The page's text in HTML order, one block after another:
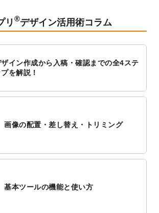
追加しました。
4月始まりのカレンダーデザインテンプレー
スタンプカードのデザインテンプレート
追加しました。
止のお知らせ
トを公開いたしました。
【新商品】封筒が作成できるようになりま
【新商品】クリアファイルが作成できるよ
リ ®デザイン活用術コラム
イン作成から入稿・確認までの全4ステ
プを解説！
画像の配置・差し替え・トリミング
基本ツールの機能と使い方